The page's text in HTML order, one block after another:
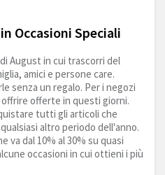
Occasioni Speciali
August in cui trascorri del
amici e persone care.
senza un regalo. Per i negozi
offerte in questi giorni.
tutti gli articoli che
altro periodo dell'anno.
va dal 10% al 30% su quasi
occasioni in cui ottieni i più